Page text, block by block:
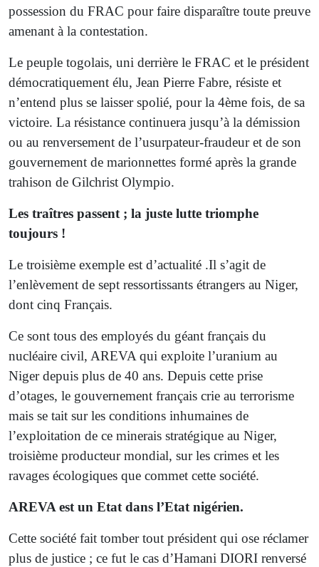
possession du FRAC pour faire disparaître toute preuve
amenant à la contestation.
Le peuple togolais, uni derrière le FRAC et le président
démocratiquement élu, Jean Pierre Fabre, résiste et
n’entend plus se laisser spolié, pour la 4ème fois, de sa
victoire. La résistance continuera jusqu’à la démission
ou au renversement de l’usurpateur-fraudeur et de son
gouvernement de marionnettes formé après la grande
trahison de Gilchrist Olympio.
Les traîtres passent ; la juste lutte triomphe
toujours !
Le troisième exemple est d’actualité .Il s’agit de
l’enlèvement de sept ressortissants étrangers au Niger,
dont cinq Français.
Ce sont tous des employés du géant français du
nucléaire civil, AREVA qui exploite l’uranium au
Niger depuis plus de 40 ans. Depuis cette prise
d’otages, le gouvernement français crie au terrorisme
mais se tait sur les conditions inhumaines de
l’exploitation de ce minerais stratégique au Niger,
troisième producteur mondial, sur les crimes et les
ravages écologiques que commet cette société.
AREVA est un Etat dans l’Etat nigérien.
Cette société fait tomber tout président qui ose réclamer
plus de justice ; ce fut le cas d’Hamani DIORI renversé